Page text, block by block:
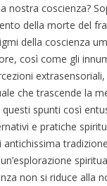
nostra coscienza?
della morte del
della coscienza
così come gli
che trascende la
spunti così
e pratiche
non si riduce alla